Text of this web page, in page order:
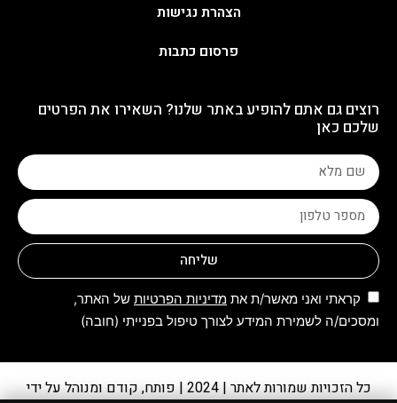
הצהרת נגישות
פרסום כתבות
רוצים גם אתם להופיע באתר שלנו? השאירו את הפרטים
שלכם כאן
שליחה
קראתי ואני מאשר/ת את מדיניות הפרטיות של האתר,
ומסכים/ה לשמירת המידע לצורך טיפול בפנייתי (חובה)
כל הזכויות שמורות לאתר | 2024 | פותח, קודם ומנוהל על ידי